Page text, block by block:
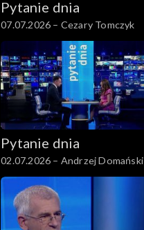
Pytanie dnia
07.07.2026 – Cezary Tomczyk
Pytanie dnia
02.07.2026 – Andrzej Domański